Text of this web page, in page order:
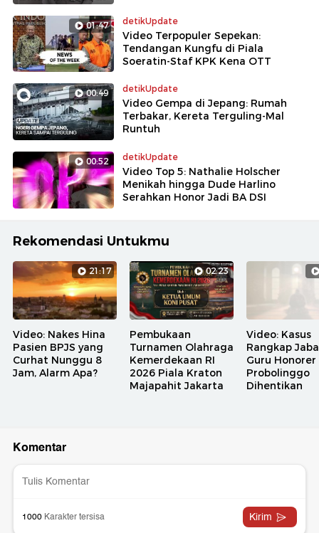
01:47 detikUpdate
Video Terpopuler Sepekan:
Tendangan Kungfu di Piala
Soeratin-Staf KPK Kena OTT
00:49 detikUpdate
Video Gempa di Jepang: Rumah
Terbakar, Kereta Terguling-Mal
Runtuh
00:52 detikUpdate
Video Top 5: Nathalie Holscher
Menikah hingga Dude Harlino
Serahkan Honor Jadi BA DSI
Rekomendasi Untukmu
21:17
Video: Nakes Hina
Pasien BPJS yang
Curhat Nunggu 8
Jam, Alarm Apa?
02:23
Pembukaan
Turnamen Olahraga
Kemerdekaan RI
2026 Piala Kraton
Majapahit Jakarta
Video: Kasus
Rangkap
Guru
Probolinggo
Dihentikan